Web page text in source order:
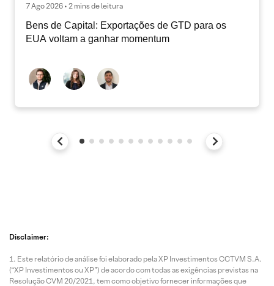
7 Ago 2026 • 2 mins de leitura
Bens de Capital: Exportações de GTD para os
EUA voltam a ganhar momentum
Disclaimer:
Este relatório de análise foi elaborado pela XP Investimentos CCTVM S.A.
(“XP Investimentos ou XP”) de acordo com todas as exigências previstas na
Resolução CVM 20/2021, tem como objetivo fornecer informações que